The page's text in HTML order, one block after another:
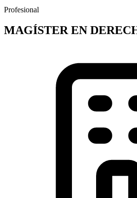
Profesional
MAGÍSTER EN